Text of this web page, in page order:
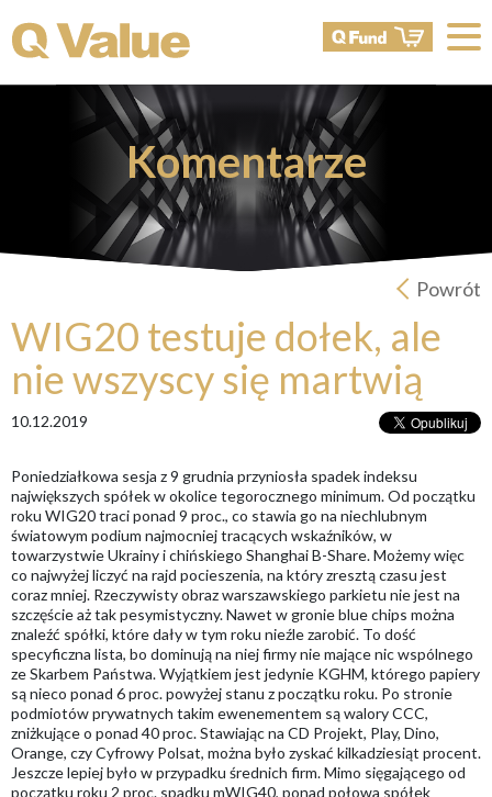
Komentarze
Powrót
WIG20 testuje dołek, ale
nie wszyscy się martwią
10.12.2019
Poniedziałkowa sesja z 9 grudnia przyniosła spadek indeksu
największych spółek w okolice tegorocznego minimum. Od początku
roku WIG20 traci ponad 9 proc., co stawia go na niechlubnym
światowym podium najmocniej tracących wskaźników, w
towarzystwie Ukrainy i chińskiego Shanghai B-Share. Możemy więc
co najwyżej liczyć na rajd pocieszenia, na który zresztą czasu jest
coraz mniej. Rzeczywisty obraz warszawskiego parkietu nie jest na
szczęście aż tak pesymistyczny. Nawet w gronie blue chips można
znaleźć spółki, które dały w tym roku nieźle zarobić. To dość
specyficzna lista, bo dominują na niej firmy nie mające nic wspólnego
ze Skarbem Państwa. Wyjątkiem jest jedynie KGHM, którego papiery
są nieco ponad 6 proc. powyżej stanu z początku roku. Po stronie
podmiotów prywatnych takim ewenementem są walory CCC,
zniżkujące o ponad 40 proc. Stawiając na CD Projekt, Play, Dino,
Orange, czy Cyfrowy Polsat, można było zyskać kilkadziesiąt procent.
Jeszcze lepiej było w przypadku średnich firm. Mimo sięgającego od
początku roku 2 proc. spadku mWIG40, ponad połowa spółek